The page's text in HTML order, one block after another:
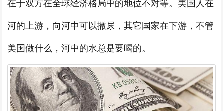
在于双方在全球经济格局中的地位不对等。美国人在
河的上游，向河中可以撒尿，其它国家在下游，不管
美国做什么，河中的水总是要喝的。